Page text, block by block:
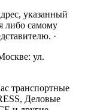
указанный
либо самому
·
ул.
транспортные
Деловые